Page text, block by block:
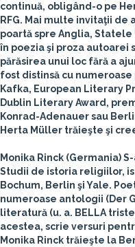
continuă, obligând-o pe
RFG. Mai multe invitaţii
poartă spre Anglia,
în poezia şi proza autoarei
părăsirea unui loc fără a
fost distinsă cu
Kafka, European Literary
Dublin Literary Award,
Konrad-Adenauer sau
Herta Müller trăieşte şi
Monika Rinck (Germania)
Studii de istoria religiilor,
Bochum, Berlin şi Yale.
numeroase antologii (Der
literatură (u. a. BELLA
acestea, scrie versuri
Monika Rinck trăieşte la